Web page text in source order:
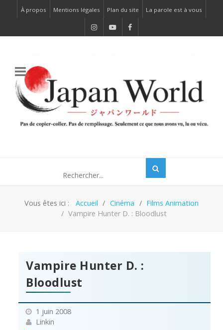
À propos Mentions légales Plan du site La parole est à vous
Vous êtes ici : Accueil Cinéma
Films Animation
Vampire Hunter D. : Bloodlust
Vampire Hunter D. :
Bloodlust
1 juin 2008
Linkin